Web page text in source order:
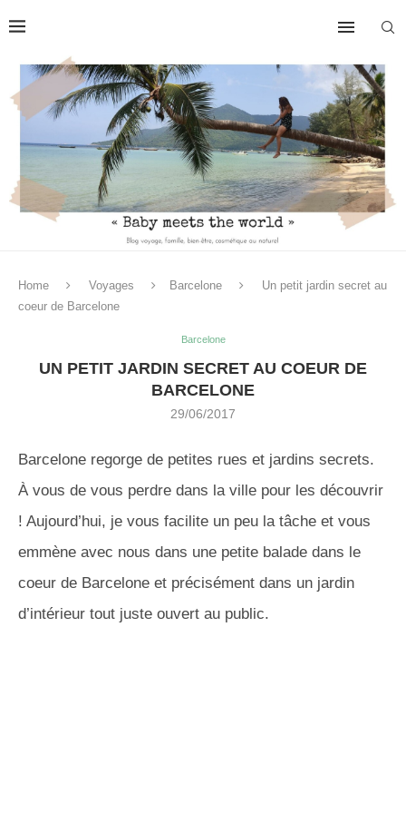
Home Voyages Barcelone
Un petit jardin secret au
coeur de Barcelone
Barcelone
UN PETIT JARDIN SECRET AU COEUR DE
BARCELONE
29/06/2017
Barcelone regorge de petites rues et jardins secrets.
À vous de vous perdre dans la ville pour les découvrir
! Aujourd’hui, je vous facilite un peu la tâche et vous
emmène avec nous dans une petite balade dans le
coeur de Barcelone et précisément dans un jardin
d’intérieur tout juste ouvert au public.